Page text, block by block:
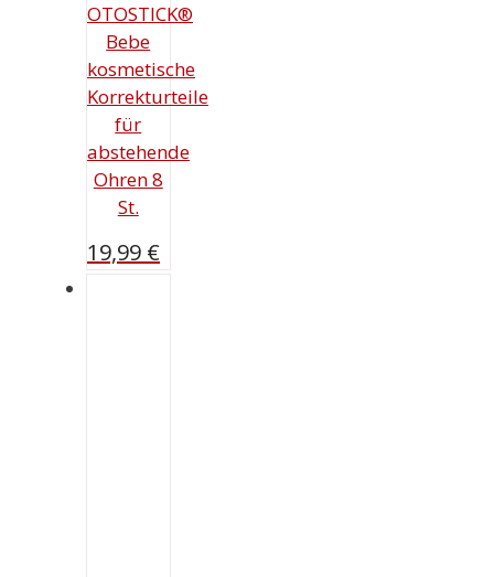
OTOSTICK®
Bebe
kosmetische
Korrekturteile
für
abstehende
Ohren 8
St.
19,99 €